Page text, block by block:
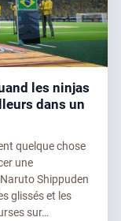
les ninjas
dans un
quelque chose
une
Shippuden
glissés et les
sur…